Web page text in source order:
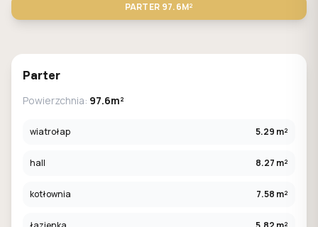
PARTER 97.6M²
Parter
Powierzchnia: 97.6m²
wiatrołap 5.29 m²
hall 8.27 m²
kotłownia 7.58 m²